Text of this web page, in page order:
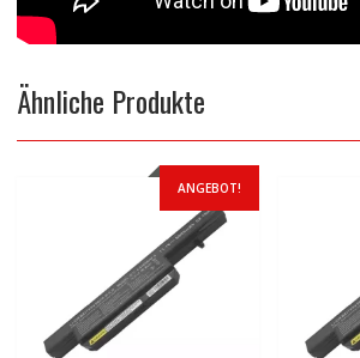
Ähnliche Produkte
ANGEBOT!